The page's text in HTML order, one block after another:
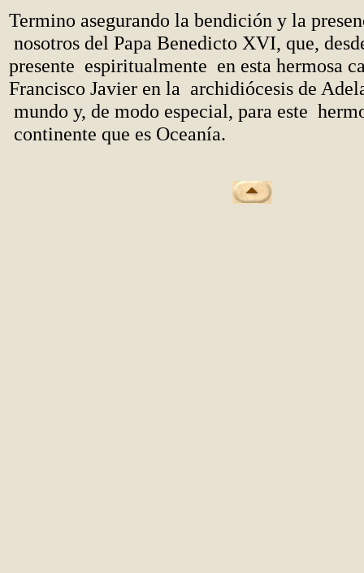
Termino asegurando la bendición y la
nosotros del Papa Benedicto XVI, que,
presente espiritualmente en esta hermosa
Francisco Javier en la archidiócesis de
mundo y, de modo especial, para este
continente que es Oceanía.